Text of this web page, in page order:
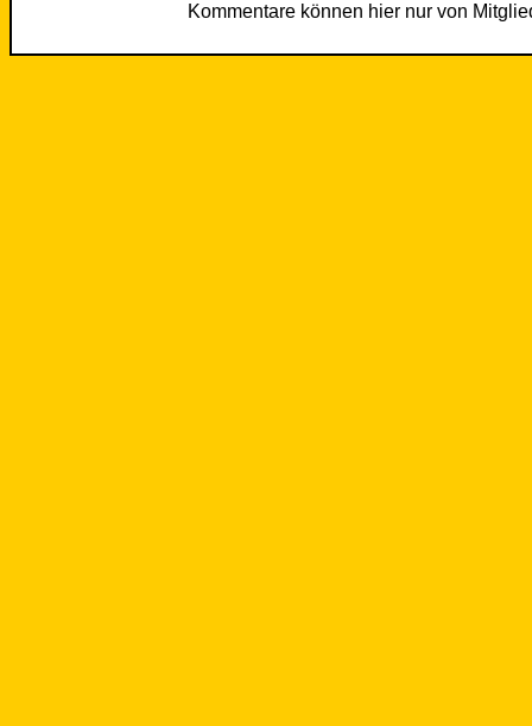
Kommentare können hier nur von